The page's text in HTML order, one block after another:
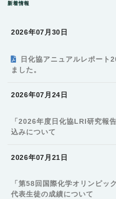
新着情報
2026年07月30日
日化協アニュアルレポート
ました。
2026年07月24日
「2026年度日化協LRI研究報
込みについて
2026年07月21日
「第58回国際化学オリンピッ
代表生徒の成績について